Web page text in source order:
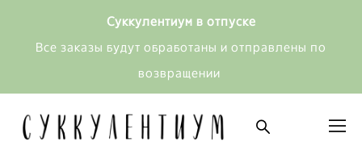
Суккулентиум в отпуске
Все заказы будут обработаны и отправлены по
возвращении